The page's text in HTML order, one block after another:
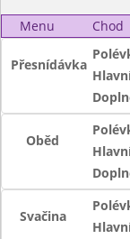
Menu Chod
Přesnídávka
Oběd
Svačina